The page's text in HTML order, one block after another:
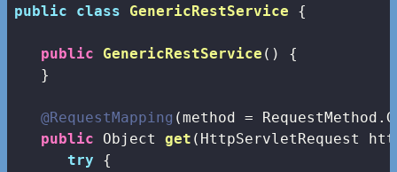
public
class GenericRestService {
public GenericRestService ()
{
   }
@RequestMapping (method =
public Object get (HttpServletRequest
try {